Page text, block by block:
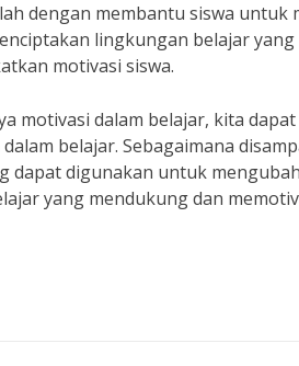
dengan membantu siswa
lingkungan belajar
motivasi siswa.
motivasi dalam belajar, kita
belajar. Sebagaimana
dapat digunakan untuk
yang mendukung dan